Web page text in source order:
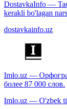
DostavkaInfo —
kerakli bo'lagan
dostavkainfo.uz
Imlo.uz —
более 87 000 слов.
Imlo.uz — O'zbek